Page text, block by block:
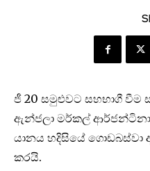
ජී 20 සමුළුවට සහභාගී වීම
ඇන්ජලා මර්කල්
යානය හදිසියේ ගොඩබස්වා
කරයි.